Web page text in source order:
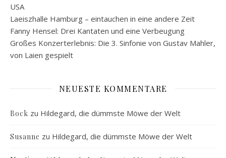
USA
Laeiszhalle Hamburg – eintauchen in eine andere Zeit
Fanny Hensel: Drei Kantaten und eine Verbeugung
Großes Konzerterlebnis: Die 3. Sinfonie von Gustav Mahler,
von Laien gespielt
NEUESTE KOMMENTARE
Bock zu Hildegard, die dümmste Möwe der Welt
Susanne zu Hildegard, die dümmste Möwe der Welt